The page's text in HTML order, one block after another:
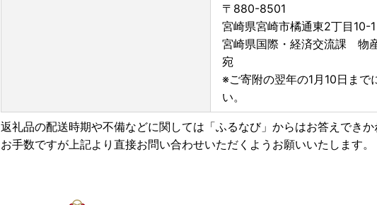
〒880-8501
宮崎県宮崎市橘通東2丁目10-1
宮崎県国際・経済交流課 物
宛
※ご寄附の翌年の1月10日まで
い。
返礼品の配送時期や不備などに関しては「ふるなび」からはお答えできか
お手数ですが上記より直接お問い合わせいただくようお願いいたします。